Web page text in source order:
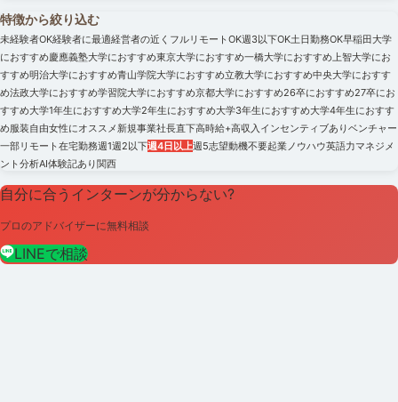
特徴から絞り込む
未経験者OK経験者に最適経営者の近く フルリモートOK週3以下OK土日勤務OK早稲田大学
におすすめ慶應義塾大学におすすめ東京大学におすすめ一橋大学におすすめ上智大学にお
すすめ明治大学におすすめ青山学院大学におすすめ立教大学におすすめ中央大学におすす
め法政大学におすすめ学習院大学におすすめ京都大学におすすめ26卒におすすめ27卒にお
すすめ大学1年生におすすめ大学2年生におすすめ大学3年生におすすめ大学4年生におすす
め服装自由女性にオススメ新規事業社長直下高時給+高収入 インセンティブありベンチャー
一部リモート在宅勤務週1週2以下週4日以上週5志望動機不要起業ノウハウ英語力マネジメ
ント分析AI体験記あり関西
自分に合うインターンが分からない?
プロのアドバイザーに無料相談
LINEで相談